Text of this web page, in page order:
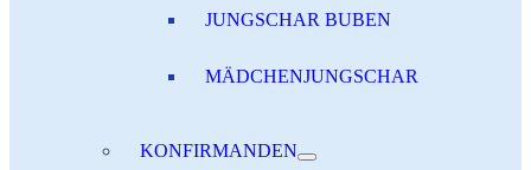
JUNGSCHAR BUBEN
MÄDCHENJUNGSCHAR
KONFIRMANDEN